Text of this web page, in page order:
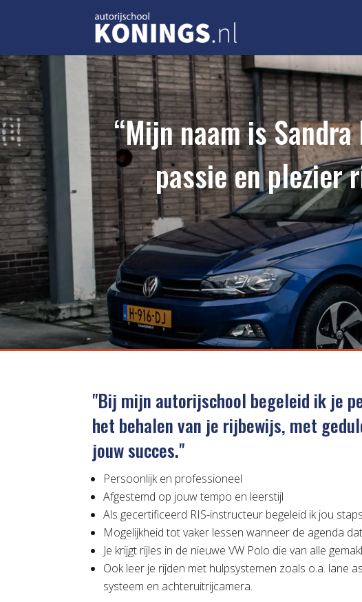
“Mijn naam is
passie en plezier
"Bij mijn autorijschool begeleid ik je
het behalen van je rijbewijs, met
jouw succes."
Persoonlijk en professioneel
Afgestemd op jouw tempo en leerstijl
Als gecertificeerd RIS-instructeur begeleid ik jou
Mogelijkheid tot vaker lessen wanneer de agenda
Je krijgt rijles in de nieuwe VW Polo die van alle
Ook leer je rijden met hulpsystemen zoals o.a. lane
systeem en achteruitrijcamera.